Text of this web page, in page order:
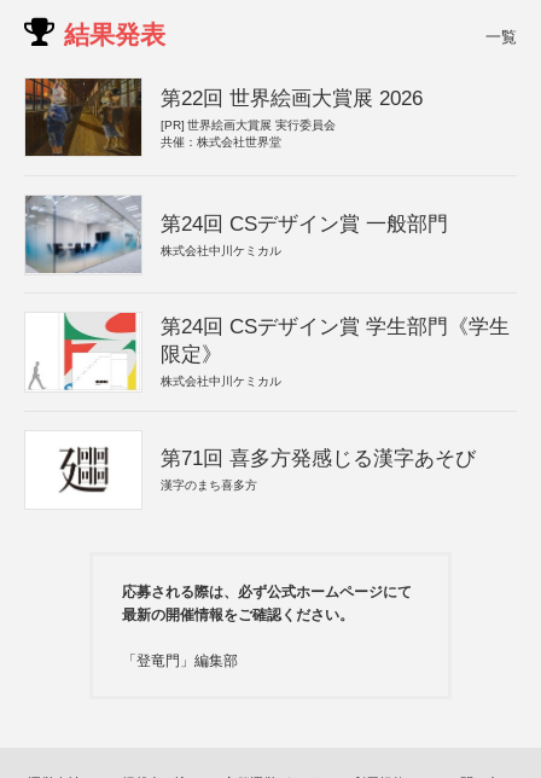
結果発表 一覧
第22回 世界絵画大賞展 2026
[PR] 世界絵画大賞展 実行委員会
共催：株式会社世界堂
第24回 CSデザイン賞 一般部門
株式会社中川ケミカル
第24回 CSデザイン賞 学生部門《学生
限定》
株式会社中川ケミカル
第71回 喜多方発感じる漢字あそび
漢字のまち喜多方
応募される際は、必ず公式ホームページにて
最新の開催情報をご確認ください。
「登竜門」編集部